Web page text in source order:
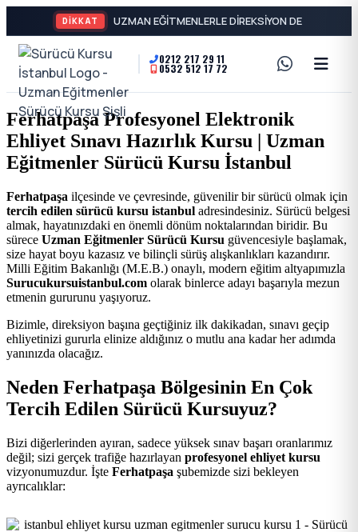
DİKKAT
Sürücü
Kursu
İstanbul
-
Şişli
En
İyi
Ehliyet
Kursu
A2
Motor
Ehliyeti
ve
Özel
Direksiyon
Dersi
0212 217 29 11
0532 512 17 72
Ferhatpaşa Profesyonel Elektronik
Ehliyet Sınavı Hazırlık Kursu | Uzman
Eğitmenler Sürücü Kursu İstanbul
Ferhatpaşa ilçesinde ve çevresinde, güvenilir bir sürücü olmak için
tercih edilen sürücü kursu istanbul adresindesiniz. Sürücü belgesi
almak, hayatınızdaki en önemli dönüm noktalarından biridir. Bu
sürece Uzman Eğitmenler Sürücü Kursu güvencesiyle başlamak,
size hayat boyu kazasız ve bilinçli sürüş alışkanlıkları kazandırır.
Milli Eğitim Bakanlığı (M.E.B.) onaylı, modern eğitim altyapımızla
Surucukursuistanbul.com olarak binlerce adayı başarıyla mezun
etmenin gururunu yaşıyoruz.
Bizimle, direksiyon başına geçtiğiniz ilk dakikadan, sınavı geçip
ehliyetinizi gururla elinize aldığınız o mutlu ana kadar her adımda
yanınızda olacağız.
Neden Ferhatpaşa Bölgesinin En Çok
Tercih Edilen Sürücü Kursuyuz?
Bizi diğerlerinden ayıran, sadece yüksek sınav başarı oranlarımız
değil; sizi gerçek trafiğe hazırlayan profesyonel ehliyet kursu
vizyonumuzdur. İşte Ferhatpaşa şubemizde sizi bekleyen
ayrıcalıklar: